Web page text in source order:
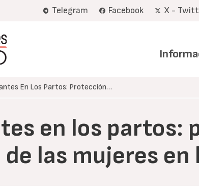
Telegram Facebook X -
En Los Partos: Protección…
en los
las mujeres